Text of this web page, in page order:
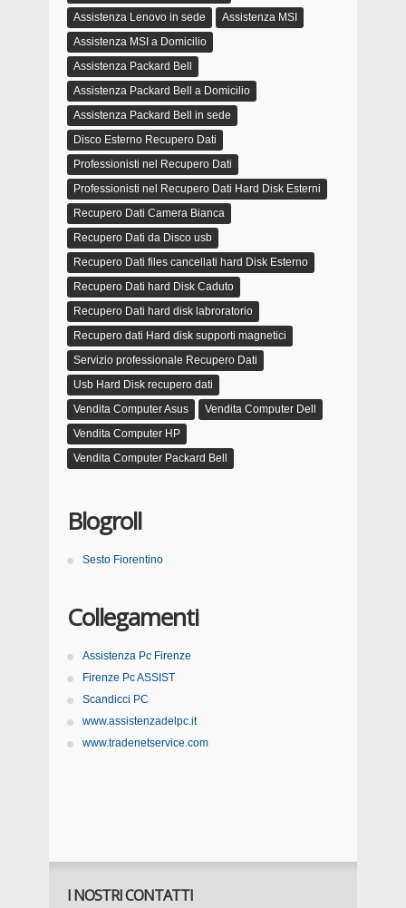
Assistenza Lenovo in sede
Assistenza MSI
Assistenza MSI a Domicilio
Assistenza Packard Bell
Assistenza Packard Bell a Domicilio
Assistenza Packard Bell in sede
Disco Esterno Recupero Dati
Professionisti nel Recupero Dati
Professionisti nel Recupero Dati Hard Disk Esterni
Recupero Dati Camera Bianca
Recupero Dati da Disco usb
Recupero Dati files cancellati hard Disk Esterno
Recupero Dati hard Disk Caduto
Recupero Dati hard disk labroratorio
Recupero dati Hard disk supporti magnetici
Servizio professionale Recupero Dati
Usb Hard Disk recupero dati
Vendita Computer Asus
Vendita Computer Dell
Vendita Computer HP
Vendita Computer Packard Bell
Blogroll
Sesto Fiorentino
Collegamenti
Assistenza Pc Firenze
Firenze Pc ASSIST
Scandicci PC
www.assistenzadelpc.it
www.tradenetservice.com
I NOSTRI CONTATTI